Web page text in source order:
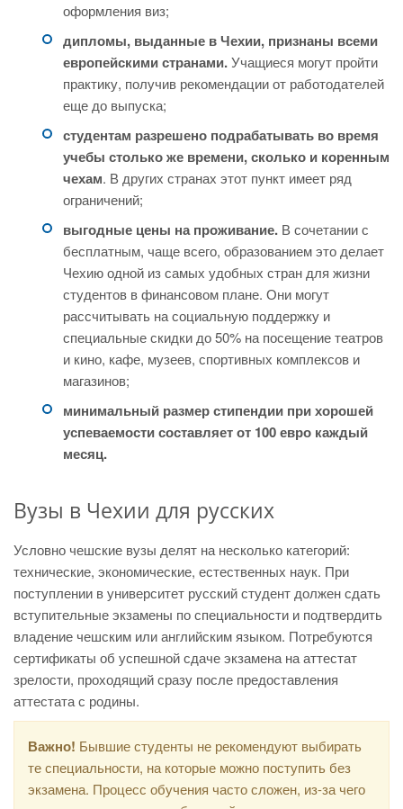
оформления виз;
дипломы, выданные в Чехии, признаны всеми
европейскими странами.Учащиеся могут пройти
практику, получив рекомендации от работодателей
еще до выпуска;
студентам разрешено подрабатывать во время
учебы столько же времени, сколько и коренным
чехам. В других странах этот пункт имеет ряд
ограничений;
выгодные цены на проживание. В сочетании с
бесплатным, чаще всего, образованием это делает
Чехию одной из самых удобных стран для жизни
студентов в финансовом плане. Они могут
рассчитывать на социальную поддержку и
специальные скидки до 50% на посещение театров
и кино, кафе, музеев, спортивных комплексов и
магазинов;
минимальный размер стипендии при хорошей
успеваемости составляет от 100 евро каждый
месяц.
Вузы в Чехии для русских
Условно чешские вузы делят на несколько категорий:
технические, экономические, естественных наук. При
поступлении в университет русский студент должен сдать
вступительные экзамены по специальности и подтвердить
владение чешским или английским языком. Потребуются
сертификаты об успешной сдаче экзамена на аттестат
зрелости, проходящий сразу после предоставления
аттестата с родины.
Важно! Бывшие студенты не рекомендуют выбирать
те специальности, на которые можно поступить без
экзамена. Процесс обучения часто сложен, из-за чего